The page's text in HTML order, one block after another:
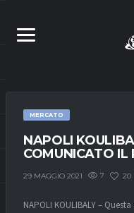
MERCATO
NAPOLI
COMUNICATO IL
29 MAGGIO 2021 7 20
NAPOLI KOULIBALY –